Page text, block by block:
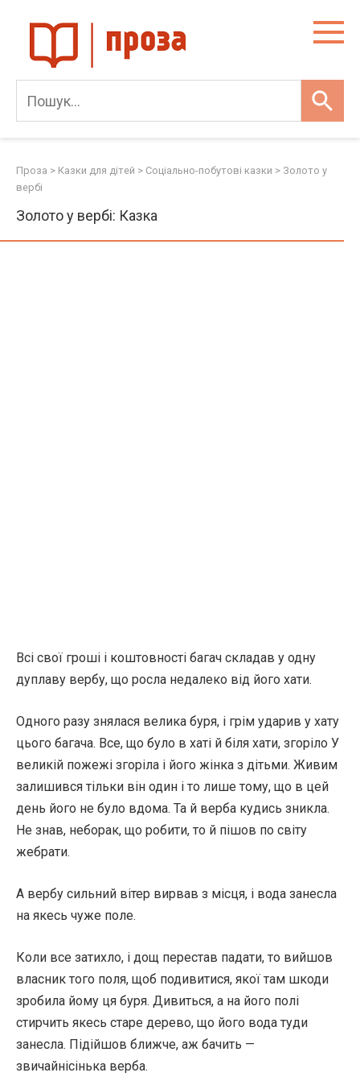
content
Проза > Казки для дітей > Соціально-побутові казки > Золото у
вербі
Золото у вербі: Казка
Всі свої гроші і коштовності багач складав у одну
дуплаву вербу, що росла недалеко від його хати.
Одного разу знялася велика буря, і грім ударив у хату
цього багача. Все, що було в хаті й біля хати, згоріло У
великій пожежі згоріла і його жінка з дітьми. Живим
залишився тільки він один і то лише тому, що в цей
день його не було вдома. Та й верба кудись зникла.
Не знав, неборак, що робити, то й пішов по світу
жебрати.
А вербу сильний вітер вирвав з місця, і вода занесла
на якесь чуже поле.
Коли все затихло, і дощ перестав падати, то вийшов
власник того поля, щоб подивитися, якої там шкоди
зробила йому ця буря. Дивиться, а на його полі
стирчить якесь старе дерево, що його вода туди
занесла. Підійшов ближче, аж бачить —
звичайнісінька верба.